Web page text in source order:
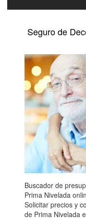
Seguro de
Buscador de
Prima Nivelada
Solicitar precios y
de Prima Nivelada